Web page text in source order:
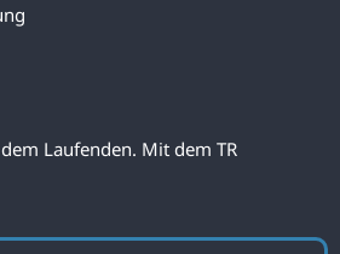
Laufenden. Mit dem TR